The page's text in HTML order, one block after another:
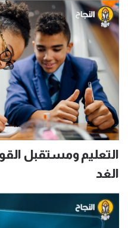
التعليم ومستقبل
الغد